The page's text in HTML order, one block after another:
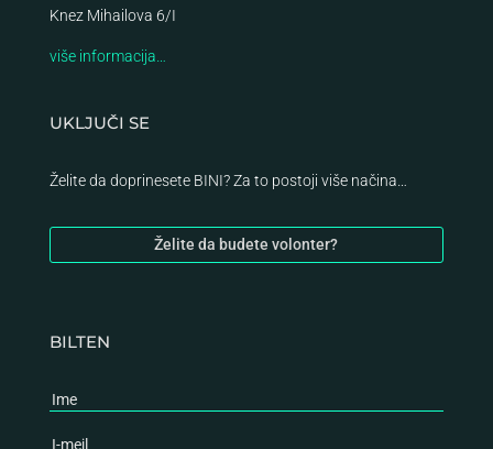
Knez Mihailova 6/I
više informacija…
UKLJUČI SE
Želite da doprinesete BINI? Za to postoji više načina…
Želite da budete volonter?
BILTEN